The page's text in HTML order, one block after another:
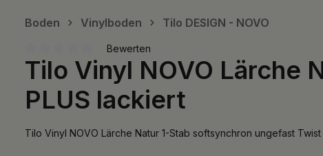
Boden Vinylboden Tilo DESIGN - NOVO
Durchschnittliche Bewertung von 0 von 5 Sternen
Bewerten
Tilo Vinyl NOVO Lärche
PLUS lackiert
Tilo Vinyl NOVO Lärche Natur 1-Stab softsynchron ungefast